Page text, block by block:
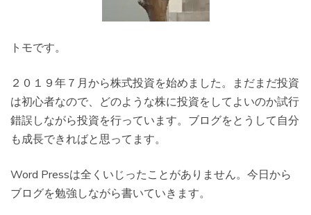
トモです。
２０１９年７月から株式投資を始めました。まだまだ投資
は初心者なので、どのような株に投資をしてよいのか試行
錯誤しながら投資を行っています。ブログをとうして自分
も成長できればと思ってます。
Word Pressは全くいじったことがありません。今日から
ブログを勉強しながら書いていきます。